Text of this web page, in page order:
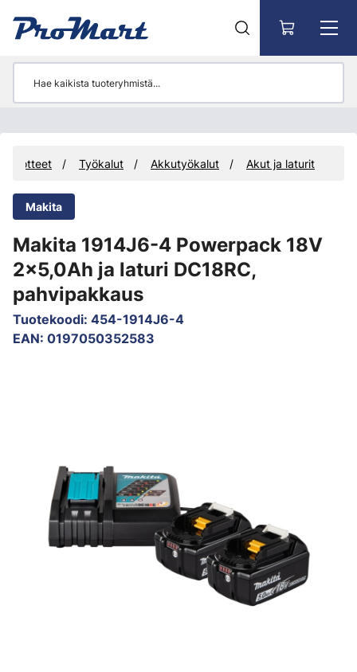
Tuotteet Työkalut Akkutyökalut Akut ja laturit
Makita
Makita 1914J6-4 Powerpack 18V
2x5,0Ah ja laturi DC18RC,
pahvipakkaus
Tuotekoodi: 454-1914J6-4
EAN: 0197050352583